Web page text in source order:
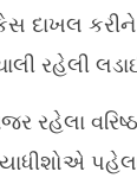
કેસ દાખલ
રહેલી
રહેલા